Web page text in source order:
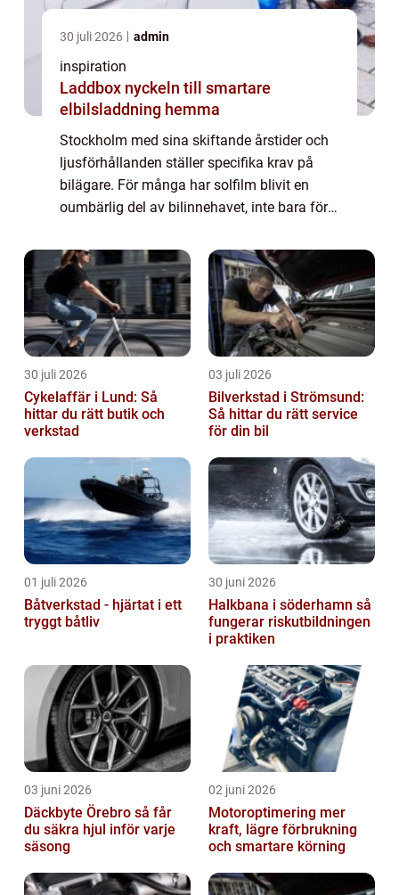
30 juli 2026 admin
inspiration
Laddbox nyckeln till smartare
elbilsladdning hemma
Stockholm med sina skiftande årstider och
ljusförhållanden ställer specifika krav på
bilägare. För många har solfilm blivit en
oumbärlig del av bilinnehavet, inte bara för
säkerhet. I denna artikel utforskar...
30 juli 2026
Cykelaffär i Lund: Så
hittar du rätt butik och
verkstad
03 juli 2026
Bilverkstad i Strömsund:
Så hittar du rätt service
för din bil
01 juli 2026
Båtverkstad - hjärtat i ett
tryggt båtliv
30 juni 2026
Halkbana i söderhamn så
fungerar riskutbildningen
i praktiken
03 juni 2026
Däckbyte Örebro så får
du säkra hjul inför varje
säsong
02 juni 2026
Motoroptimering mer
kraft, lägre förbrukning
och smartare körning